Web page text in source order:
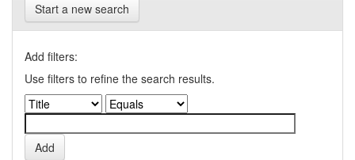
Start a new search
Add filters:
Use filters to refine the search results.